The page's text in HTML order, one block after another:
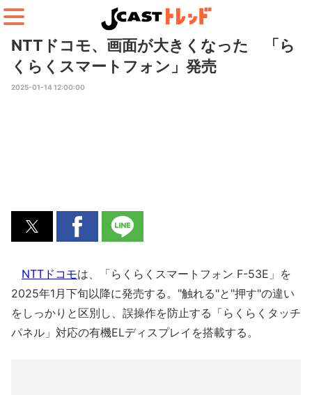
NTTドコモ、画面が大きくなった 「ら
くらくスマートフォン」発売
2025-01-14 12:00:00
NTTドコモは、「らくらくスマートフォン F-53E」を
2025年1月下旬以降に発売する。"触れる"と"押す"の違い
をしっかりと区別し、誤操作を防止する「らくらくタッチ
パネル」対応の有機ELディスプレイを搭載する。